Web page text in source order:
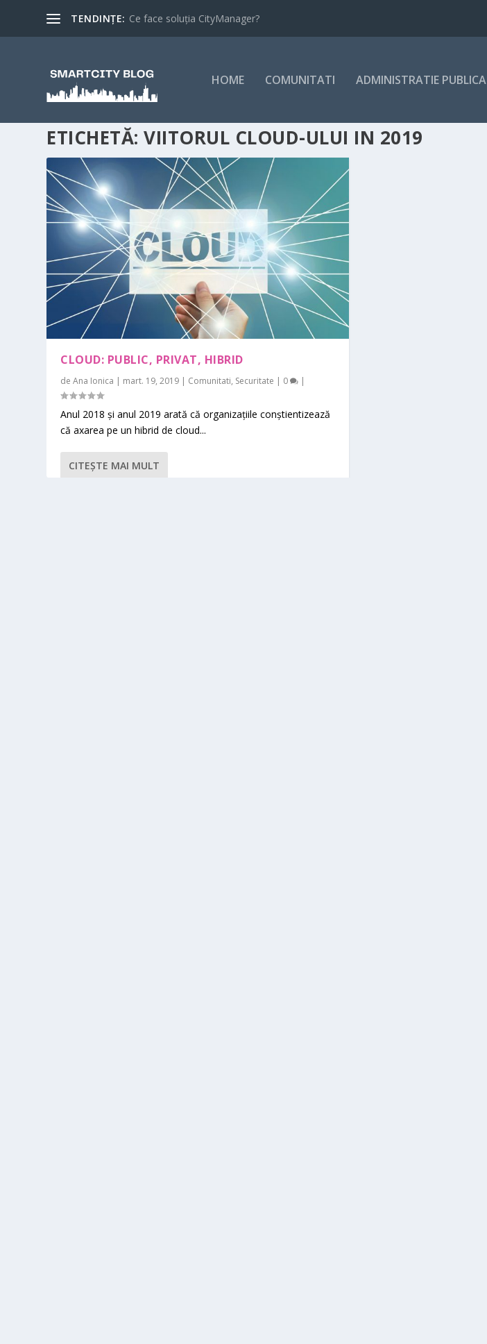
TENDINȚE: Ce face soluția CityManager?
HOME COMUNITATI ADMINISTRATIE PUBLICA
ETICHETĂ:VIITORUL CLOUD-ULUI IN 2019
CLOUD: PUBLIC, PRIVAT, HIBRID
deAna Ionica | mart. 19, 2019 | Comunitati, Securitate | 0 |
Anul 2018 și anul 2019 arată că organizațiile conștientizează
că axarea pe un hibrid de cloud...
CITEŞTE MAI MULT